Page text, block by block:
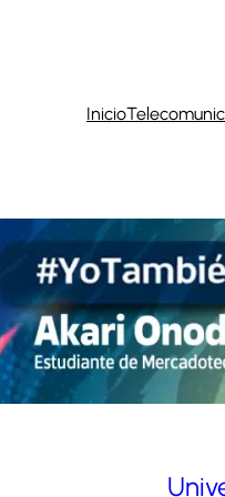
Inicio